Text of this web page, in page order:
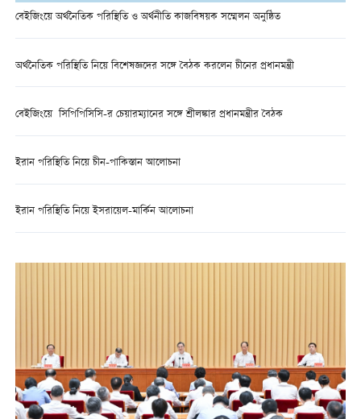
বেইজিংয়ে অর্থনৈতিক পরিস্থিতি ও অর্থনীতি কাজবিষয়ক সম্মেলন অনুষ্ঠিত
অর্থনৈতিক পরিস্থিতি নিয়ে বিশেষজ্ঞদের সঙ্গে বৈঠক করলেন চীনের প্রধানমন্ত্রী
বেইজিংয়ে সিপিপিসিসি-র চেয়ারম্যানের সঙ্গে শ্রীলঙ্কার প্রধানমন্ত্রীর বৈঠক
ইরান পরিস্থিতি নিয়ে চীন-পাকিস্তান আলোচনা
ইরান পরিস্থিতি নিয়ে ইসরায়েল-মার্কিন আলোচনা